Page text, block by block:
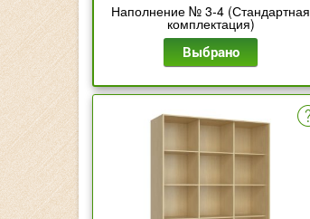
Наполнение № 3-4 (Стандартная
комплектация)
Выбрано